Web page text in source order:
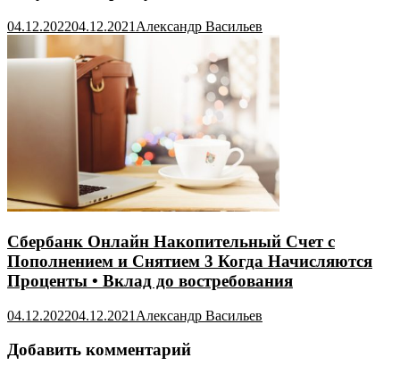
04.12.202204.12.2021 Александр Васильев
Сбербанк Онлайн Накопительный Счет с
Пополнением и Снятием 3 Когда Начисляются
Проценты • Вклад до востребования
04.12.202204.12.2021 Александр Васильев
Добавить комментарий